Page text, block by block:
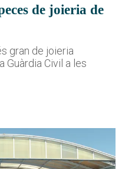
de joieria de
gran de joieria
Guàrdia Civil a les